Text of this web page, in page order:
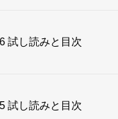
試し読みと目次
試し読みと目次